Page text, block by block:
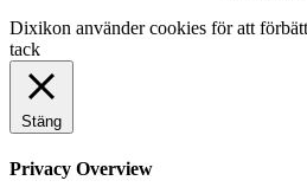
Dixikon använder cookies för att
tack
Stäng
Privacy Overview